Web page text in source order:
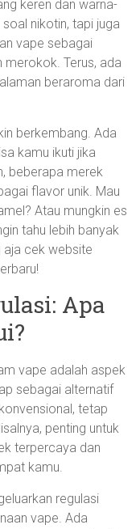
keren dan warna-
nikotin, tapi juga
vape sebagai
merokok. Terus, ada
beraroma dari
berkembang. Ada
kamu ikuti jika
beberapa merek
flavor unik. Mau
Atau mungkin es
tahu lebih banyak
aja cek website
Apa
vape adalah aspek
sebagai alternatif
tetap
penting untuk
terpercaya dan
kamu.
regulasi
vape. Ada